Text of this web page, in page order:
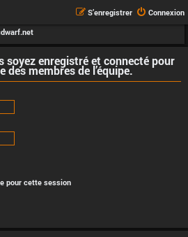
Connexion
S’enregistrer
soyez enregistré et connecté pour
membres de l’équipe.
pour cette session